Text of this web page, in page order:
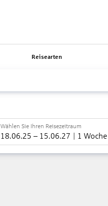
Reisearten
Wählen Sie Ihren Reisezeitraum
18.06.25 – 15.06.27 1 Woche